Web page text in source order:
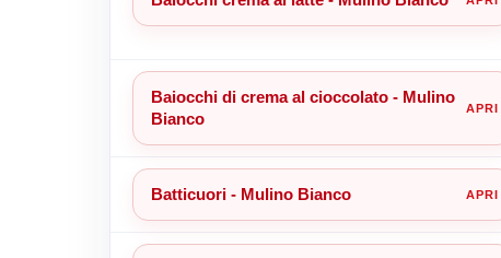
Baiocchi di crema al cioccolato - Mulino
Bianco
Batticuori - Mulino Bianco